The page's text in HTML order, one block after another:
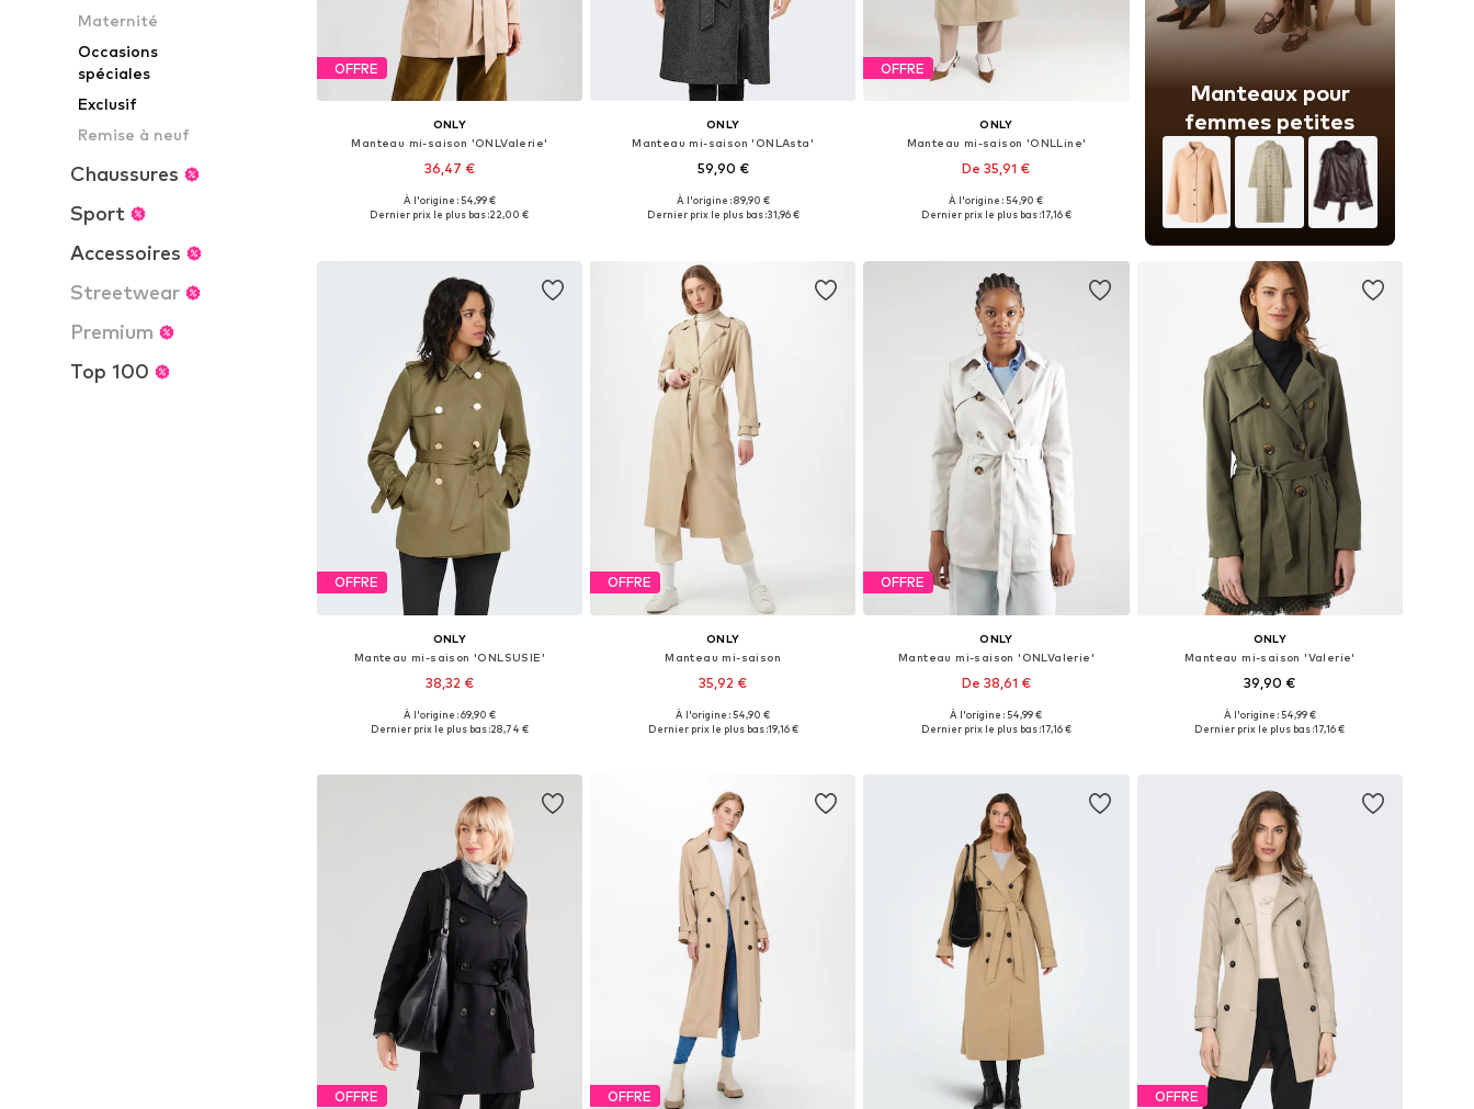
Maternité
Occasions
spéciales
Exclusif
Remise à neuf
Chaussures
Sport
Accessoires
Streetwear
Premium
Top 100
OFFRE
ONLY
Manteau mi-saison 'ONLValerie'
36,47 €
+1
Tailles disponibles: XS, S, M, XL
À l'origine : 54,99 €
Dernier prix le plus bas :22,00 €
ONLY
Manteau mi-saison 'ONLAsta'
59,90 €
Tailles disponibles: XS, S, M, L, XL
À l'origine : 89,90 €
Dernier prix le plus bas :31,96 €
OFFRE
ONLY
Manteau mi-saison 'ONLLine'
De 35,91 €
Tailles disponibles: XS, S, M, L, XL
À l'origine : 54,90 €
Dernier prix le plus bas :17,16 €
Manteaux pour
femmes petites
OFFRE
ONLY
Manteau mi-saison 'ONLSUSIE'
38,32 €
Tailles disponibles: XS, S, M, L, XL
À l'origine : 69,90 €
Dernier prix le plus bas :28,74 €
OFFRE
ONLY
Manteau mi-saison
35,92 €
Tailles disponibles: XS, S, M, L, XL
À l'origine : 54,90 €
Dernier prix le plus bas :19,16 €
OFFRE
ONLY
Manteau mi-saison 'ONLValerie'
De 38,61 €
+1
Tailles disponibles: XS, S, L, XL
À l'origine : 54,99 €
Dernier prix le plus bas :17,16 €
ONLY
Manteau mi-saison 'Valerie'
39,90 €
+1
Tailles disponibles: XS, S, M
À l'origine : 54,99 €
Dernier prix le plus bas :17,16 €
OFFRE OFFRE OFFRE